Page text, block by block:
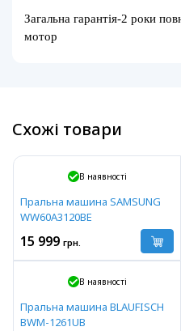
Загальна гарантія-2 роки
мотор
Схожі товари
В наявності
Пральна машина SAMSUNG
WW60A3120BE
15 999 грн.
В наявності
Пральна машина BLAUFISCH
BWM-1261UB